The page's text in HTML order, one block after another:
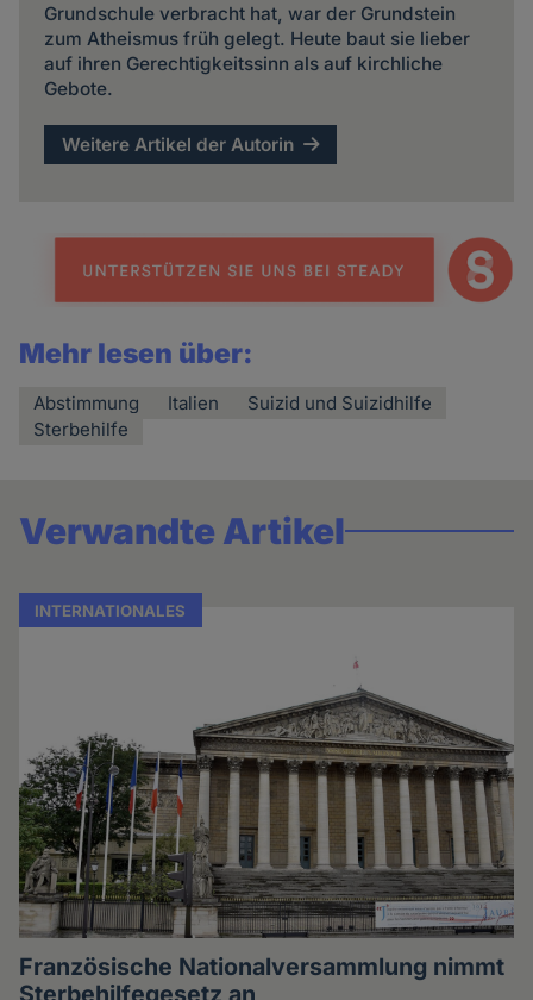
Grundschule verbracht hat, war der Grundstein
zum Atheismus früh gelegt. Heute baut sie lieber
auf ihren Gerechtigkeitssinn als auf kirchliche
Gebote.
Weitere Artikel der Autorin
Mehr lesen über:
Abstimmung Italien
Suizid und Suizidhilfe
Sterbehilfe
Verwandte Artikel
INTERNATIONALES
Französische Nationalversammlung nimmt
Sterbehilfegesetz an